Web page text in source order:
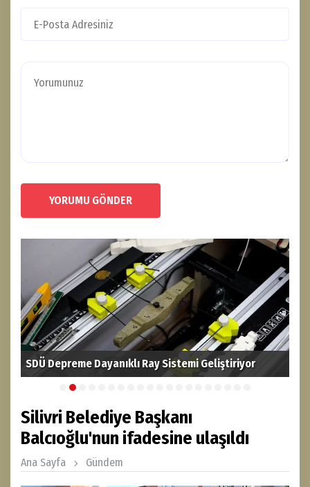
YORUMU GÖNDER
Fındık ihracatından 2,4 milyar dolar gelir sağlandı
Silivri Belediye Başkanı
Balcıoğlu'nun ifadesine ulaşıldı
Ana Sayfa Gündem